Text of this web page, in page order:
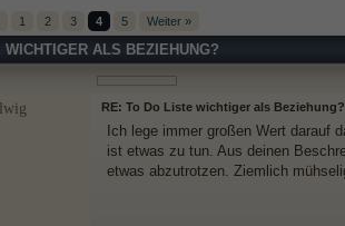
1 2 3 4 5 Weiter »
ALS BEZIEHUNG?
RE: To Do Liste wichtiger als Beziehung?
Ich lege immer großen Wert darauf
ist etwas zu tun. Aus deinen
etwas abzutrotzen. Ziemlich